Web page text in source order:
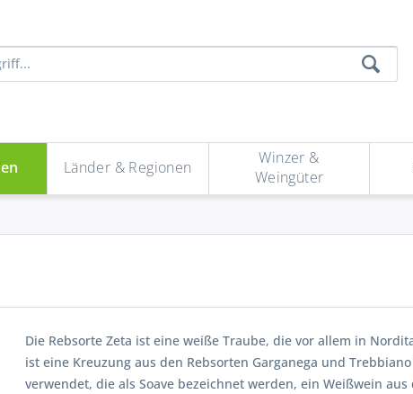
Länder & Regionen
Winzer &
Weingüter
Die Rebsorte Zeta ist eine weiße Traube, die vor allem in
ist eine Kreuzung aus den Rebsorten Garganega und
verwendet, die als Soave bezeichnet werden, ein Weißwein